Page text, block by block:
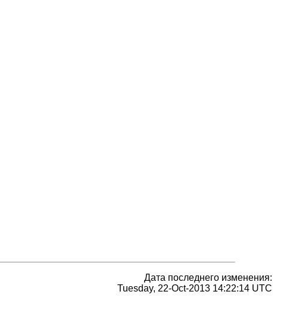
Дата последнего изменения:
Tuesday, 22-Oct-2013 14:22:14 UTC